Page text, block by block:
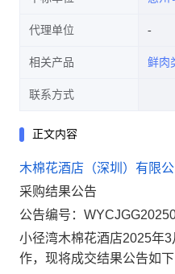
代理单位
相关产品 鲜肉
联系方式
正文内容
木棉花酒店（深圳）有限
采购结果公告
公告编号：
小径湾木棉花酒店2025年
作，现将成交结果公告如下